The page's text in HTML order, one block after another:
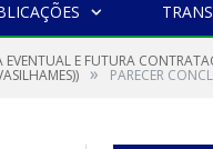
E FUTURA
» PARECER